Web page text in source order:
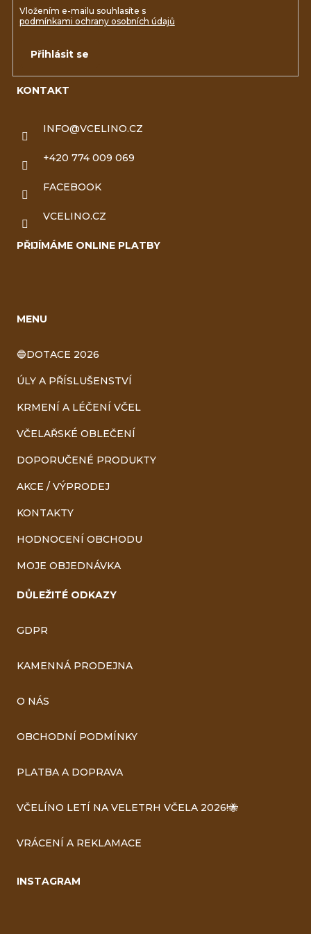
KONTAKT
INFO@VCELINO.CZ
+420 774 009 069
FACEBOOK
VCELINO.CZ
PŘIJÍMÁME ONLINE PLATBY
MENU
🔵DOTACE 2026
ÚLY A PŘÍSLUŠENSTVÍ
KRMENÍ A LÉČENÍ VČEL
VČELAŘSKÉ OBLEČENÍ
DOPORUČENÉ PRODUKTY
AKCE / VÝPRODEJ
KONTAKTY
HODNOCENÍ OBCHODU
MOJE OBJEDNÁVKA
DŮLEŽITÉ ODKAZY
GDPR
KAMENNÁ PRODEJNA
O NÁS
OBCHODNÍ PODMÍNKY
PLATBA A DOPRAVA
VČELÍNO LETÍ NA VELETRH VČELA 2026!🐝
VRÁCENÍ A REKLAMACE
INSTAGRAM
Vložením e-mailu souhlasíte s
podmínkami ochrany osobních údajů
Přihlásit se